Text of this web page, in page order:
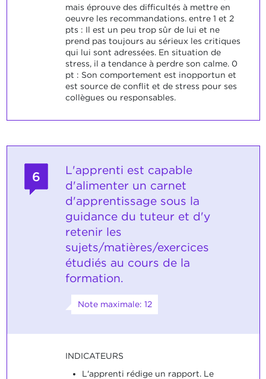
mais éprouve des difficultés à mettre en
oeuvre les recommandations. entre 1 et 2
pts : Il est un peu trop sûr de lui et ne
prend pas toujours au sérieux les critiques
qui lui sont adressées. En situation de
stress, il a tendance à perdre son calme. 0
pt : Son comportement est inopportun et
est source de conflit et de stress pour ses
collègues ou responsables.
6
L'apprenti est capable
d'alimenter un carnet
d'apprentissage sous la
guidance du tuteur et d'y
retenir les
sujets/matières/exercices
étudiés au cours de la
formation.
Note maximale: 12
INDICATEURS
L'apprenti rédige un rapport. Le